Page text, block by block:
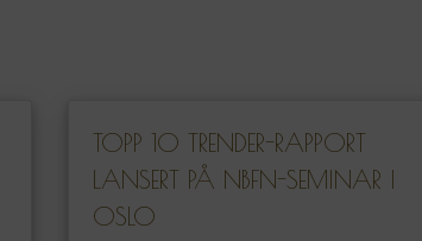
TOPP 10 TRENDER-RAPPORT
LANSERT PÅ NBFN-SEMINAR I
OSLO